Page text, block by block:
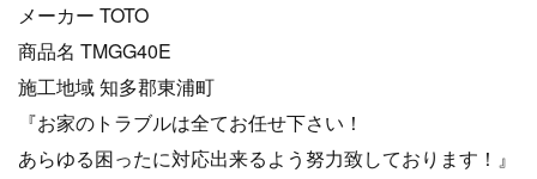
メーカー TOTO
商品名 TMGG40E
施工地域 知多郡東浦町
『お家のトラブルは全てお任せ下さい！
あらゆる困ったに対応出来るよう努力致しております！』